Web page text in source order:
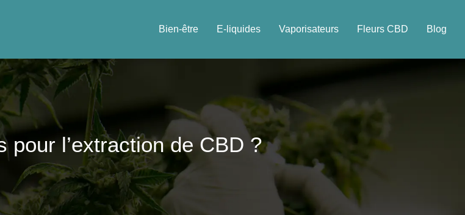
Bien-être E-liquides Vaporisateurs Fleurs CBD Blog
l’extraction de CBD ?